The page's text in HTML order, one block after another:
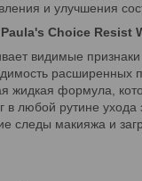
и улучшения
Choice Resist
видимые
расширенных
жидкая формула,
любой рутине ухода
следы макияжа и